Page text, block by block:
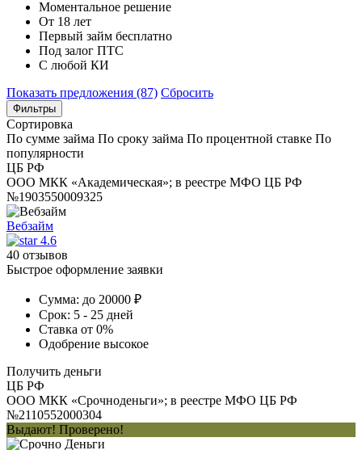
Моментальное решение
От 18 лет
Первый займ бесплатно
Под залог ПТС
С любой КИ
Показать предложения (87) Сбросить
Фильтры
Сортировка
По сумме займа По сроку займа По процентной ставке По
популярности
ЦБ РФ
ООО МКК «Академическая»; в реестре МФО ЦБ РФ
№1903550009325
Вебзайм
4.6
40 отзывов
Быстрое оформление заявки
Сумма: до 20000 ₽
Срок: 5 - 25 дней
Ставка от 0%
Одобрение высокое
Получить деньги
ЦБ РФ
ООО МКК «Срочноденьги»; в реестре МФО ЦБ РФ
№2110552000304
Выдают! Проверено!